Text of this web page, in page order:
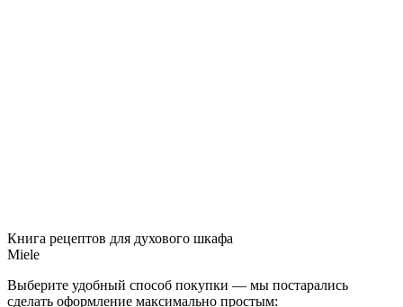
Книга рецептов для духового шкафа
Miele
Выберите удобный способ покупки — мы постарались
сделать оформление максимально простым: